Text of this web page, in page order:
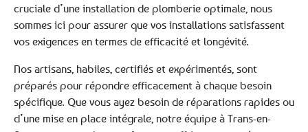
cruciale d’une installation de plomberie optimale, nous
sommes ici pour assurer que vos installations satisfassent
vos exigences en termes de efficacité et longévité.
Nos artisans, habiles, certifiés et expérimentés, sont
préparés pour répondre efficacement à chaque besoin
spécifique. Que vous ayez besoin de réparations rapides ou
d’une mise en place intégrale, notre équipe à Trans-en-